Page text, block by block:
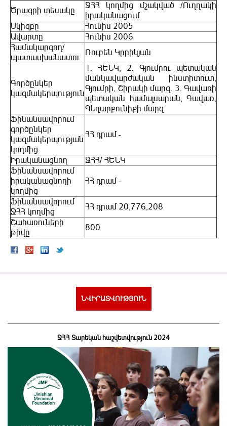
Ծրագրի տեսակը
ՋՀՀ կողմից մշակված /Ուղղակի
իրականացում
Սկիզբը
Հունիս 2005
Ավարտը
Հունիս 2006
Համակարգող/
պատասխանատու Ռուբեն Կրրիկյան
Գործընկեր
կազմակերպություն
1. ՀԵՆԿ, 2. Գյումրու պետական
մանկավարժական ինստիտուտ,
Գյումրի, Շիրակի մարզ. 3. Գավառի
պետական համալսարան, Գավառ,
Գեղարքունիքի մարզ
Ֆինանսավորում
գործընկեր
կազմակերպության
կողմից
ՀՀ դրամ -
Իրականացնող
ՋՀՀ/ ՀԵՆԿ
Ֆինանսավորում
իրականացնողի
կողմից
ՀՀ դրամ -
Ֆինանսավորում
ՋՀՀ կողմից
ՀՀ դրամ 20,776,208
Շահառուների
թիվը
800
ՆՎԻՐԱՏՎՈՒԹՅՈՒՆ
ՋՀՀ Տարեկան հաշվետվություն 2024